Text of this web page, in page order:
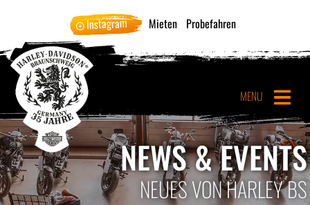
Instagram Mieten Probefahren
MENU
NEWS & EVENTS
NEUES VON HARLEY BS